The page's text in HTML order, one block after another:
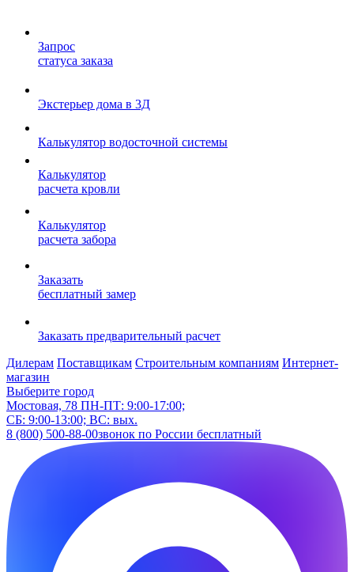
Запрос
статуса заказа
Экстерьер дома в 3Д
Калькулятор водосточной системы
Калькулятор
расчета кровли
Калькулятор
расчета забора
Заказать
бесплатный замер
Заказать предварительный расчет
Дилерам Поставщикам Строительным компаниям Интернет-
магазин
Выберите город
Мостовая, 78 ПН-ПТ: 9:00-17:00;
СБ: 9:00-13:00; ВС: вых.
8 (800) 500-88-00звонок по России бесплатный